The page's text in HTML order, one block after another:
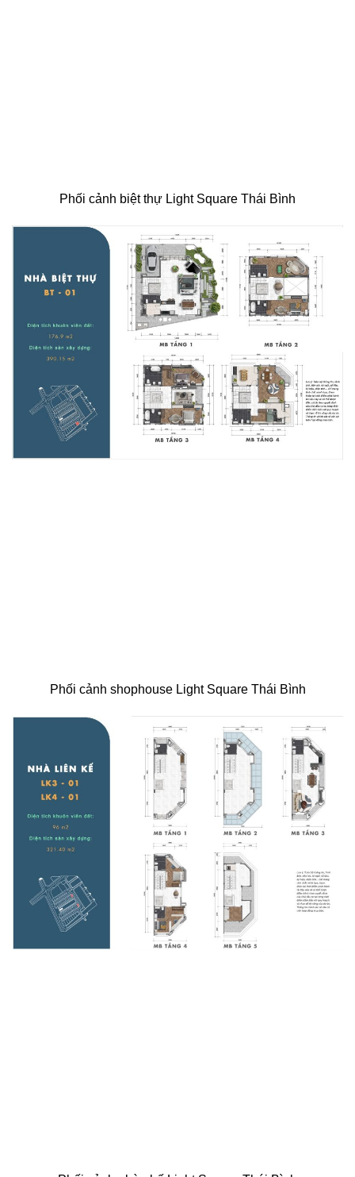
Phối cảnh biệt thự Light Square Thái Bình
Phối cảnh shophouse Light Square Thái Bình